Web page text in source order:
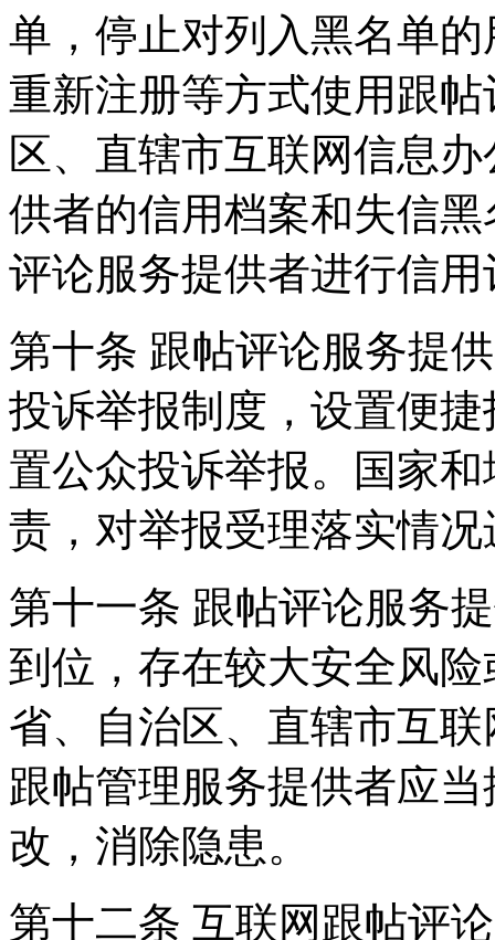
单，停止对列入黑名单
重新注册等方式使用跟
区、直辖市互联网信息
供者的信用档案和失信
评论服务提供者进行信用
第十条 跟帖评论服务提
投诉举报制度，设置便
置公众投诉举报。国家
责，对举报受理落实情
第十一条 跟帖评论服务
到位，存在较大安全风
省、自治区、直辖市互
跟帖管理服务提供者应
改，消除隐患。
第十二条 互联网跟帖评